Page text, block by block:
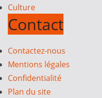
Culture
Contact
Contactez-nous
Mentions légales
Confidentialité
Plan du site